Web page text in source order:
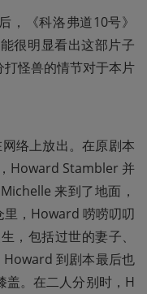
，《科洛弗道10号》
很明显看出这部片子
怪兽的情节对于本片
络上放出。在原剧本
Howard Stambler 并
来到了地面，
里，Howard 唠唠叨叨
，包括过世的妻子、
到剧本最后也
盖。在二人分别时，H